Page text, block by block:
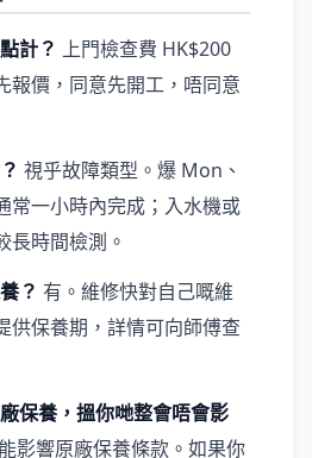
計？ 上門檢查費 HK$200
報價，同意先開工，唔同意
視乎故障類型。爆 Mon、
常一小時內完成；入水機或
長時間檢測。
？ 有。維修快對自己嘅維
供保養期，詳情可向師傅查
保養，搵你哋整會唔會影
影響原廠保養條款。如果你